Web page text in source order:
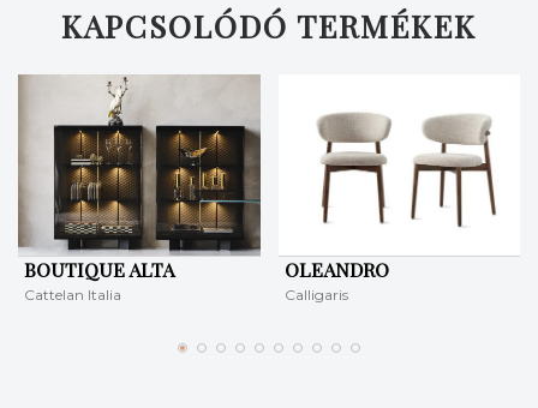
KAPCSOLÓDÓ TERMÉKEK
BOUTIQUE ALTA
Cattelan Italia
OLEANDRO
Calligaris